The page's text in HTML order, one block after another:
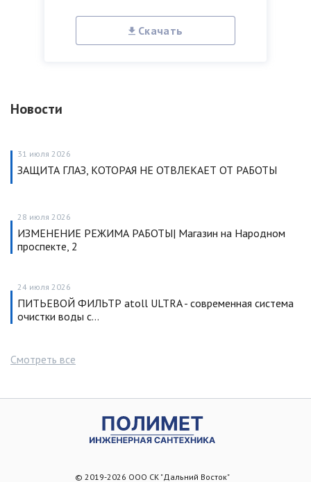
Скачать
Новости
31 июля 2026
ЗАЩИТА ГЛАЗ, КОТОРАЯ НЕ ОТВЛЕКАЕТ ОТ РАБОТЫ
28 июля 2026
ИЗМЕНЕНИЕ РЕЖИМА РАБОТЫ| Магазин на Народном
проспекте, 2
24 июля 2026
ПИТЬЕВОЙ ФИЛЬТР atoll ULTRA - современная система
очистки воды с…
Смотреть все
© 2019-2026 ООО СК "Дальний Восток"